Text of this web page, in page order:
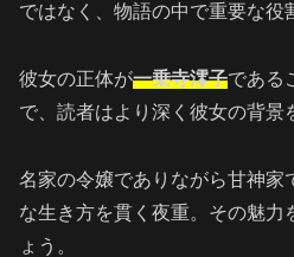
ではなく、物語の中で重要な役
彼女の正体が一乗寺澪子である
で、読者はより深く彼女の背景
名家の令嬢でありながら甘神家
な生き方を貫く夜重。その魅力
ょう。